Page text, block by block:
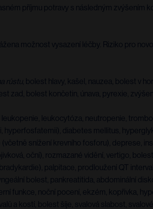
příjmu potravy s následným zvýšením
možnost vysazení léčby. Riziko pro
růstu, bolest hlavy, kašel, nauzea, bolest v
zad, bolest končetin, únava, pyrexie,
leukocytóza, neutropenie,
hyperfosfatemii), diabetes mellitus,
snížení krevního fosforu), deprese,
oční), rozmazané vidění, vertigo,
palpitace, prodloužení QT
bolest, pankreatitida, abdominální
funkce, noční pocení, ekzém, kopřivka,
a kostí, bolest šíje, svalová slabost,